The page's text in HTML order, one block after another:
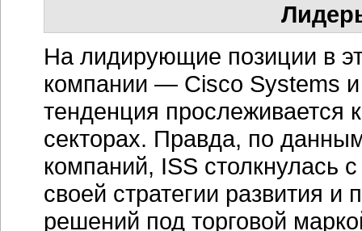
На лидирующие позиции в
компании — Cisco Systems
тенденция прослеживается
секторах. Правда, по
компаний, ISS
своей стратегии развития
решений под торговой